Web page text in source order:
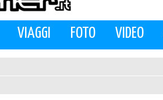
VIAGGI FOTO VIDEO